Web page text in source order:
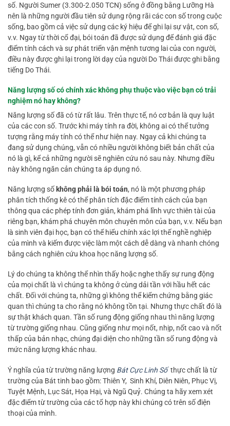
số. Người Sumer (3.300-2.050 TCN) sống ở đồng bằng Lưỡng Hà
nên là những người đầu tiên sử dụng rộng rãi các con số trong cuộc
sống, bao gồm cả việc sử dụng các ký hiệu để ghi lại sự vật, con số,
v.v. Ngay từ thời cổ đại, bói toán đã được sử dụng để đánh giá đặc
điểm tính cách và sự phát triển vận mệnh tương lai của con người,
điều này được ghi lại trong lời dạy của người Do Thái được ghi bằng
tiếng Do Thái.
Năng lượng sốcó chính xác không phụ thuộc vào việc bạn có trải
nghiệm nó hay không?
Năng lượng số đã có từ rất lâu. Trên thực tế, nó cơ bản là quy luật
của các con số. Trước khi máy tính ra đời, không ai có thể tưởng
tượng rằng máy tính có thể như hiện nay. Ngay cả khi chúng ta
đang sử dụng chúng, vẫn có nhiều người không biết bản chất của
nó là gì, kể cả những người sẽ nghiên cứu nó sau này. Nhưng điều
này không ngăn cản chúng ta áp dụng nó.
Năng lượng số không phải là bói toán, nó là một phương pháp
phân tích thống kê có thể phân tích đặc điểm tính cách của bạn
thông qua các phép tính đơn giản, khám phá lĩnh vực thiên tài của
riêng bạn, khám phá chuyên môn chuyên môn của bạn, v.v. Nếu bạn
là sinh viên đại học, bạn có thể hiểu chính xác lợi thế nghề nghiệp
của mình và kiếm được việc làm một cách dễ dàng và nhanh chóng
bằng cách nghiên cứu khoa học năng lượng số.
Lý do chúng ta không thể nhìn thấy hoặc nghe thấy sự rung động
của mọi chất là vì chúng ta không ở cùng dải tần với hầu hết các
chất. Đối với chúng ta, những gì không thể kiểm chứng bằng giác
quan thì chúng ta cho rằng nó không tồn tại. Nhưng thực chất đó là
sự thật khách quan. Tần số rung động giống nhau thì năng lượng
từ trường giống nhau. Cũng giống như mọi nốt, nhịp, nốt cao và nốt
thấp của bản nhạc, chúng đại diện cho những tần số rung động và
mức năng lượng khác nhau.
Ý nghĩa của từ trường năng lượng Bát Cực Linh Số thực chất là từ
trường của Bát tinh bao gồm: Thiên Y, Sinh Khí, Diên Niên, Phục Vị,
Tuyệt Mệnh, Lục Sát, Họa Hại, và Ngũ Quỷ. Chúng ta hãy xem xét
đặc điểm từ trường của các tổ hợp này khi chúng có trên số điện
thoại của mình.